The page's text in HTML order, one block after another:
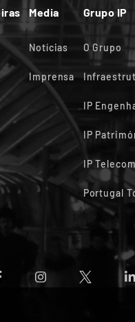
Media
Notícias
Imprensa
Grupo IP
O Grupo
IP
IP
IP
Portugal